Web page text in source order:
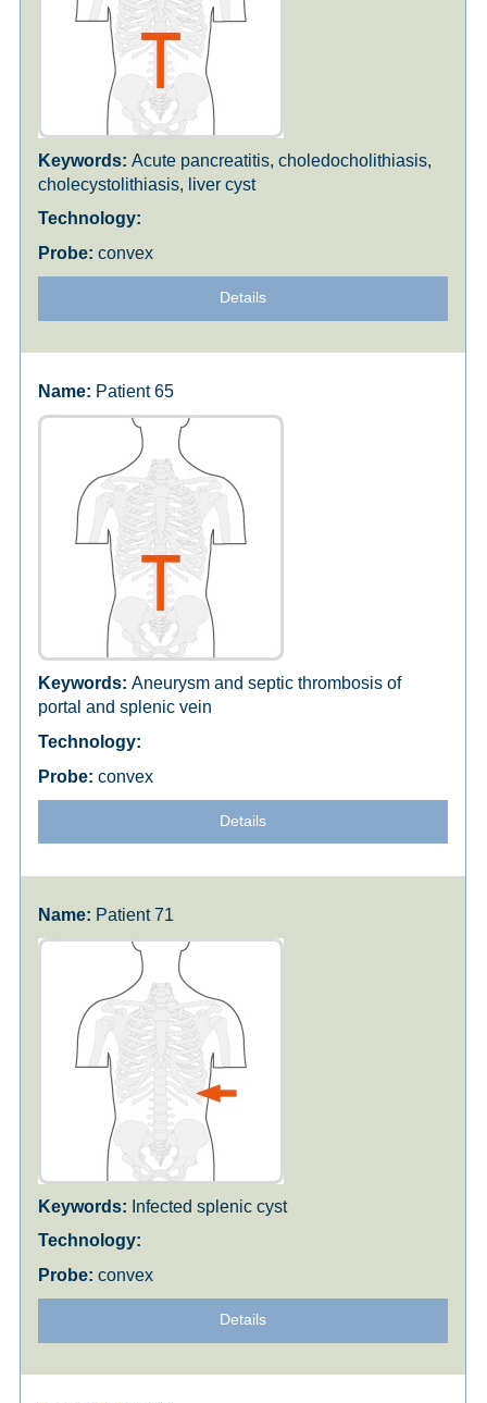
Acute pancreatitis, choledocholithiasis,
cholecystolithiasis, liver cyst
convex
Details
Patient 65
Aneurysm and septic thrombosis of
portal and splenic vein
convex
Details
Patient 71
Infected splenic cyst
convex
Details